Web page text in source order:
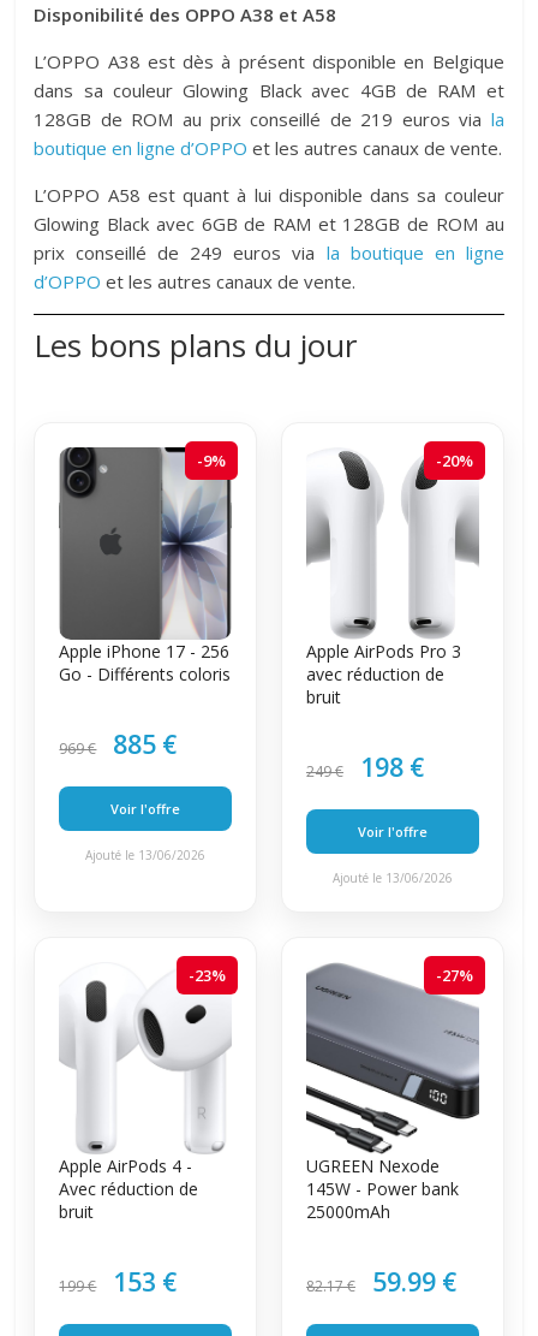
Disponibilité des OPPO A38 et A58
L’OPPO A38 est dès à présent disponible en Belgique
dans sa couleur Glowing Black avec 4GB de RAM et
128GB de ROM au prix conseillé de 219 euros via la
boutique en ligne d’OPPO et les autres canaux de vente.
L’OPPO A58 est quant à lui disponible dans sa couleur
Glowing Black avec 6GB de RAM et 128GB de ROM au
prix conseillé de 249 euros via la boutique en ligne
d’OPPO et les autres canaux de vente.
Les bons plans du jour
-9%
Apple iPhone 17 - 256
Go - Différents coloris
969 € 885 €
Voir l'offre
Ajouté le 13/06/2026
-20%
Apple AirPods Pro 3
avec réduction de
bruit
249 € 198 €
Voir l'offre
Ajouté le 13/06/2026
-23%
Apple AirPods 4 -
Avec réduction de
bruit
199 € 153 €
-27%
UGREEN Nexode
145W - Power bank
25000mAh
82.17 € 59.99 €